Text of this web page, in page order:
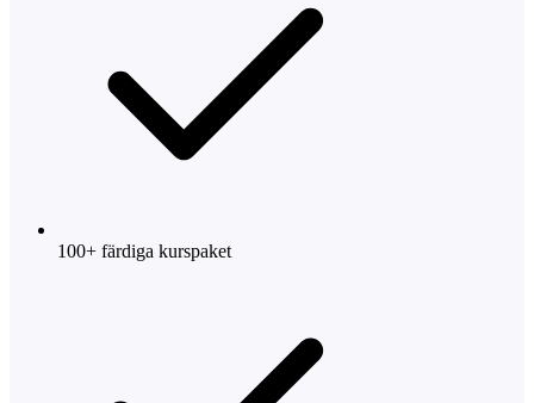
100+ färdiga kurspaket